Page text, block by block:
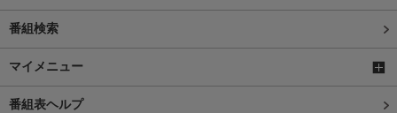
番組検索
マイメニュー
番組表ヘルプ